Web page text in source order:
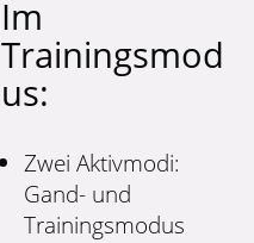
Im
Trainingsmod
us:
Zwei Aktivmodi:
Gand- und
Trainingsmodus